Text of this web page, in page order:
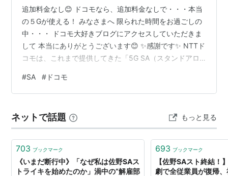
追加料金なし😊 ドコモなら、追加料金なしで・・・本当
の５Gが使える！ みなさまへ 限られた時間をお過ごしの
中・・・ ドコモ大好きブログにアクセスしていただきま
して 本当にありがとうございます😊 ✨感謝です✨ NTTド
コモは、これまで提供してきた「5G SA（スタンドアロ
改定し、正式に無料化することを発表しました。
www.docomo.ne.jp www.docomo.ne.jp 1. 規約改定の概
の利用規約改定に関するお知らせを公開しました。 5G
SA（Standalone）とは…
#SA # ドコモ
ネットで話題 もっと見る
703 ブックマーク
《いまだ断行中》「なぜ私は佐野SAス
トライキを始めたのか」渦中の“解雇部
693 ブックマーク
【佐野SAスト終結！
劇で全従業員が復帰